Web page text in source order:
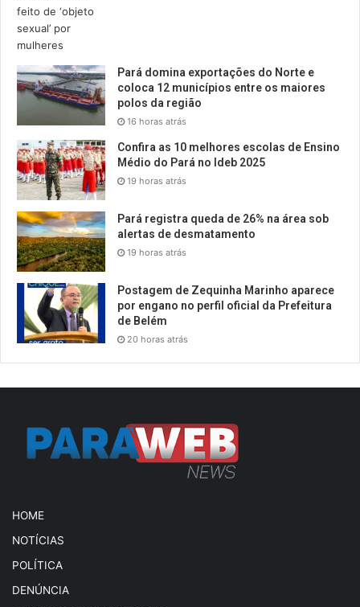
Pará domina exportações do Norte e
coloca 12 municípios entre os maiores
polos da região
16 horas atrás
Confira as 10 melhores escolas de Ensino
Médio do Pará no Ideb 2025
19 horas atrás
Pará registra queda de 26% na área sob
alertas de desmatamento
19 horas atrás
Postagem de Zequinha Marinho aparece
por engano no perfil oficial da Prefeitura
de Belém
20 horas atrás
HOME
NOTÍCIAS
POLÍTICA
DENÚNCIA